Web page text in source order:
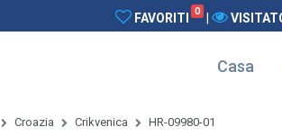
FAVORITI 0
Casa
Croazia Crikvenica HR-09980-01